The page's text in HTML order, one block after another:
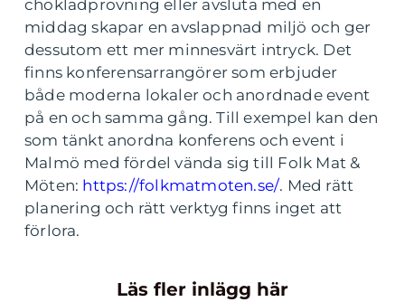
chokladprovning eller avsluta med en
middag skapar en avslappnad miljö och ger
dessutom ett mer minnesvärt intryck. Det
finns konferensarrangörer som erbjuder
både moderna lokaler och anordnade event
på en och samma gång. Till exempel kan den
som tänkt anordna konferens och event i
Malmö med fördel vända sig till Folk Mat &
Möten: https://folkmatmoten.se/. Med rätt
planering och rätt verktyg finns inget att
förlora.
Läs fler inlägg här